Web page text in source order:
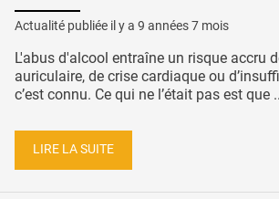
Actualité publiée il y a 9 années 7 mois
L'abus d'alcool entraîne un risque accru
auriculaire, de crise cardiaque ou
c’est connu. Ce qui ne l’était pas est que
LIRE LA SUITE